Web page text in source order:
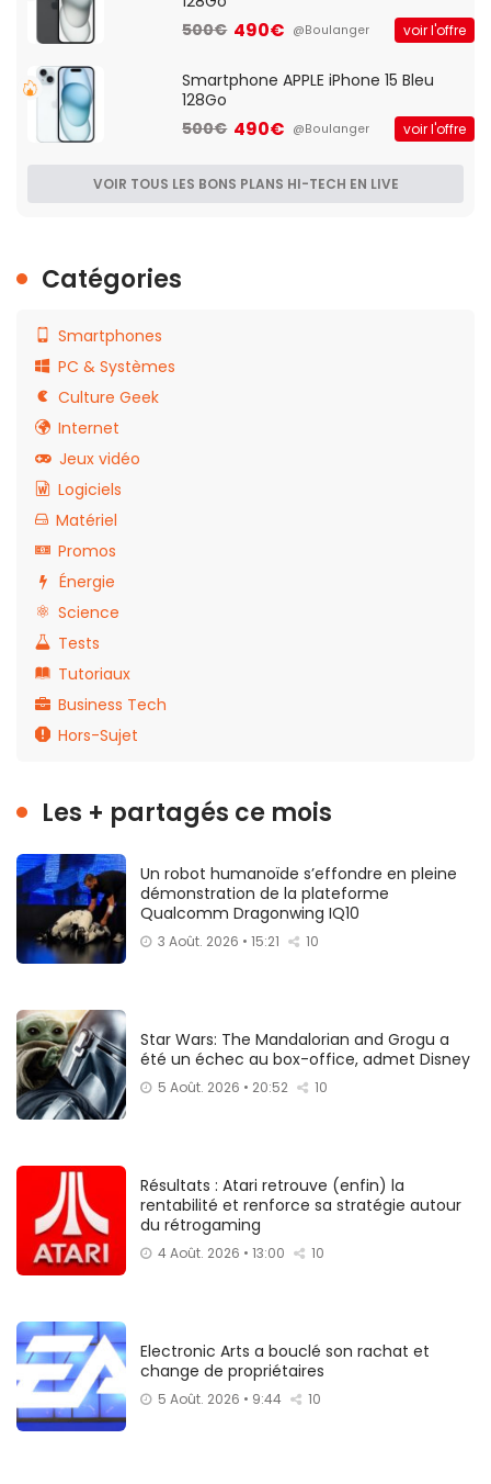
500€ 490€ @Boulanger voir l'offre
Smartphone APPLE iPhone 15 Bleu
128Go
500€ 490€ @Boulanger voir l'offre
VOIR TOUS LES BONS PLANS HI-TECH EN LIVE
Catégories
Smartphones
PC & Systèmes
Culture Geek
Internet
Jeux vidéo
Logiciels
Matériel
Promos
Énergie
Science
Tests
Tutoriaux
Business Tech
Hors-Sujet
Les + partagés ce mois
Un robot humanoïde s’effondre en pleine
démonstration de la plateforme
Qualcomm Dragonwing IQ10
3 Août. 2026 • 15:21 10
Star Wars: The Mandalorian and Grogu a
été un échec au box-office, admet Disney
5 Août. 2026 • 20:52 10
Résultats : Atari retrouve (enfin) la
rentabilité et renforce sa stratégie autour
du rétrogaming
4 Août. 2026 • 13:00 10
Electronic Arts a bouclé son rachat et
change de propriétaires
5 Août. 2026 • 9:44 10